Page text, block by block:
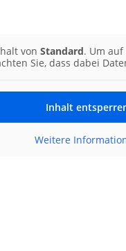
von Standard. Um
Sie, dass dabei
Inhalt
Weitere